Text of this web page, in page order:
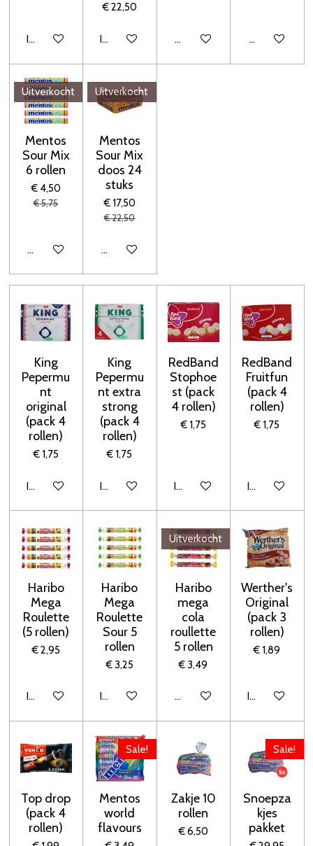
In winkelwagen
€ 22,50
In winkelwagen Houd mij op de hoogte
Houd mij op
Uitverkocht
Mentos
Sour Mix
6 rollen
€ 4,50
€ 5,75
Houd mij op de hoogte
Uitverkocht
Mentos
Sour Mix
doos 24
stuks
€ 17,50
€ 22,50
Houd mij op de hoogte
King
Pepermu
nt
original
(pack 4
rollen)
€ 1,75
In winkelwagen
King
Pepermu
nt extra
strong
(pack 4
rollen)
€ 1,75
In winkelwagen
RedBand
Stophoe
st (pack
4 rollen)
€ 1,75
In winkelwagen
RedBand
Fruitfun
(pack 4
rollen)
€ 1,75
In
Haribo
Mega
Roulette
(5 rollen)
€ 2,95
In winkelwagen
Haribo
Mega
Roulette
Sour 5
rollen
€ 3,25
In winkelwagen
Uitverkocht
Haribo
mega
cola
roullette
5 rollen
€ 3,49
Houd mij op de hoogte
Werther's
Original
(pack 3
rollen)
€ 1,89
In
Top drop
(pack 4
rollen)
Sale!
Mentos
world
flavours
Zakje 10
rollen
€ 6,50
Sale!
Snoepza
kjes
pakket